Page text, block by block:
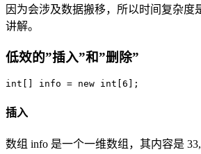
因为会涉及数据搬移，所以时间复杂度
讲解。
低效的”插入”和”删除”
插入
数组 info 是一个一维数组，其内容是